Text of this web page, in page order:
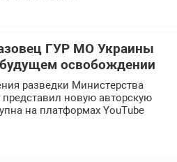
ГУР МО Украины
освобождении
разведки Министерства
новую авторскую
на платформах YouTube